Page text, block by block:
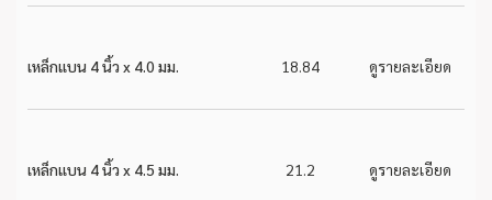
เหล็กแบน 4 นิ้ว x 4.0 มม. 18.84 ดูรายละเอียด
เหล็กแบน 4 นิ้ว x 4.5 มม. 21.2 ดูรายละเอียด